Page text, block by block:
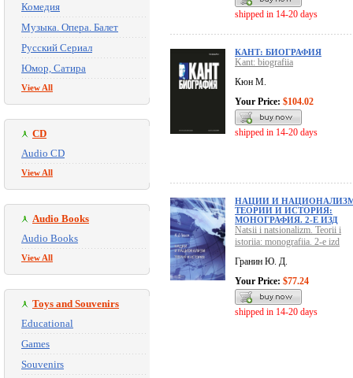
Комедия
Музыка. Опера. Балет
Русский Сериал
Юмор, Сатира
View All
CD
Audio CD
View All
Audio Books
Audio Books
View All
Toys and Souvenirs
Educational
Games
Souvenirs
shipped in 14-20 days
КАНТ: БИОГРАФИЯ
Kant: biografiia
Кюн М.
Your Price: $104.02
shipped in 14-20 days
НАЦИИ И
ТЕОРИИ И ИСТОРИЯ:
МОНОГРАФИЯ. 2-Е ИЗД
Natsii i natsionalizm. Teorii i
istoriia: monografiia. 2-e izd
Гранин Ю. Д.
Your Price: $77.24
shipped in 14-20 days